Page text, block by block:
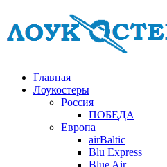
Главная
Лоукостеры
Россия
ПОБЕДА
Европа
airBaltic
Blu Express
Blue Air